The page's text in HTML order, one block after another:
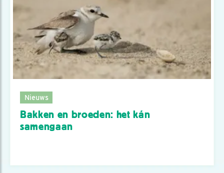
Nieuws
Bakken en broeden: het kán
samengaan